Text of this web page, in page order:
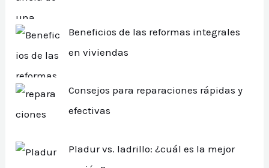
Beneficios de las reformas integrales
en viviendas
Consejos para reparaciones rápidas y
efectivas
Pladur vs. ladrillo: ¿cuál es la mejor